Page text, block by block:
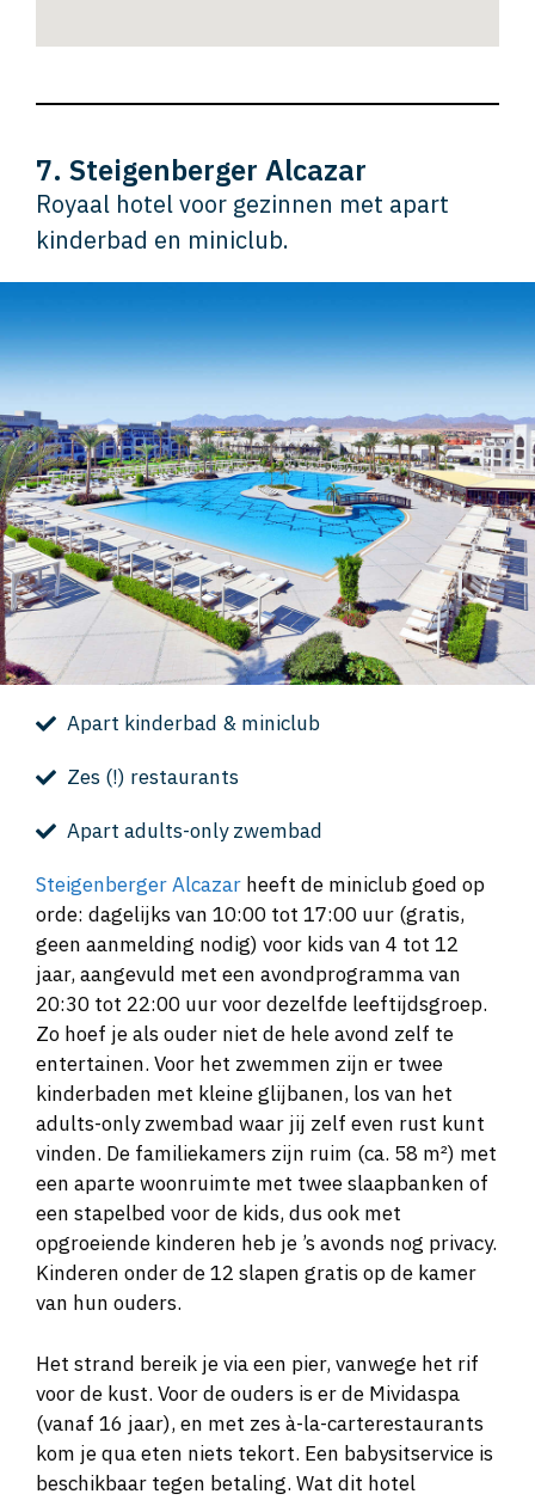
7. Steigenberger Alcazar
Royaal hotel voor gezinnen met apart
kinderbad en miniclub.
Apart kinderbad & miniclub
Zes (!) restaurants
Apart adults-only zwembad
Steigenberger Alcazar heeft de miniclub goed op
orde: dagelijks van 10:00 tot 17:00 uur (gratis,
geen aanmelding nodig) voor kids van 4 tot 12
jaar, aangevuld met een avondprogramma van
20:30 tot 22:00 uur voor dezelfde leeftijdsgroep.
Zo hoef je als ouder niet de hele avond zelf te
entertainen. Voor het zwemmen zijn er twee
kinderbaden met kleine glijbanen, los van het
adults-only zwembad waar jij zelf even rust kunt
vinden. De familiekamers zijn ruim (ca. 58 m²) met
een aparte woonruimte met twee slaapbanken of
een stapelbed voor de kids, dus ook met
opgroeiende kinderen heb je ’s avonds nog privacy.
Kinderen onder de 12 slapen gratis op de kamer
van hun ouders.
Het strand bereik je via een pier, vanwege het rif
voor de kust. Voor de ouders is er de Mividaspa
(vanaf 16 jaar), en met zes à-la-carterestaurants
kom je qua eten niets tekort. Een babysitservice is
beschikbaar tegen betaling. Wat dit hotel